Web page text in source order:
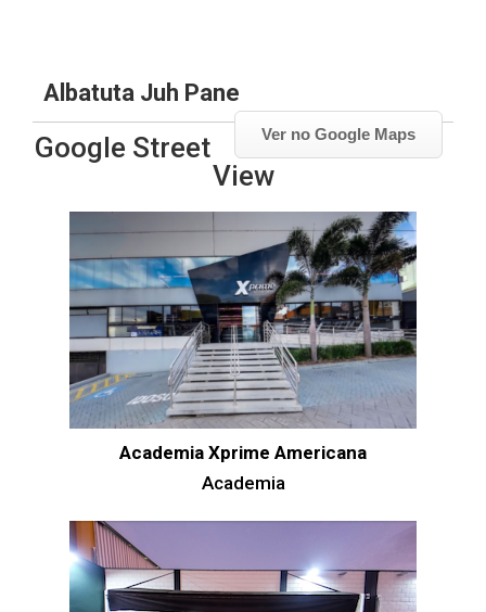
Albatuta Juh Pane
Ver no Google Maps
Google Street
View
Academia Xprime Americana
Academia